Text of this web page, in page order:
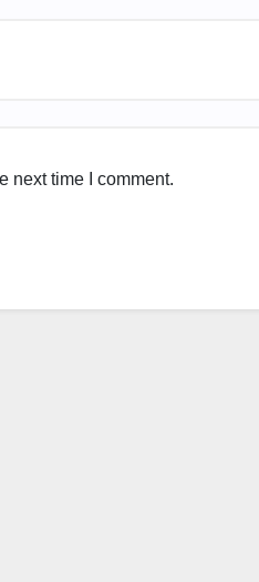
next time I comment.